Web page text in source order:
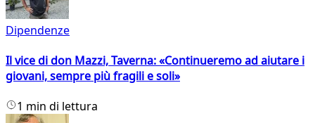
Dipendenze
Il vice di don Mazzi, Taverna: «Continueremo ad aiutare i
giovani, sempre più fragili e soli»
1 min di lettura